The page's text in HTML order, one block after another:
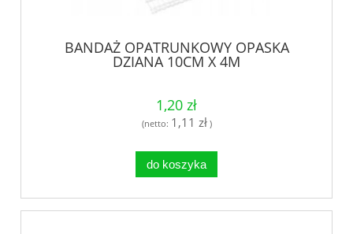
BANDAŻ OPATRUNKOWY OPASKA
DZIANA 10CM X 4M
1,20 zł
(netto: 1,11 zł)
do koszyka